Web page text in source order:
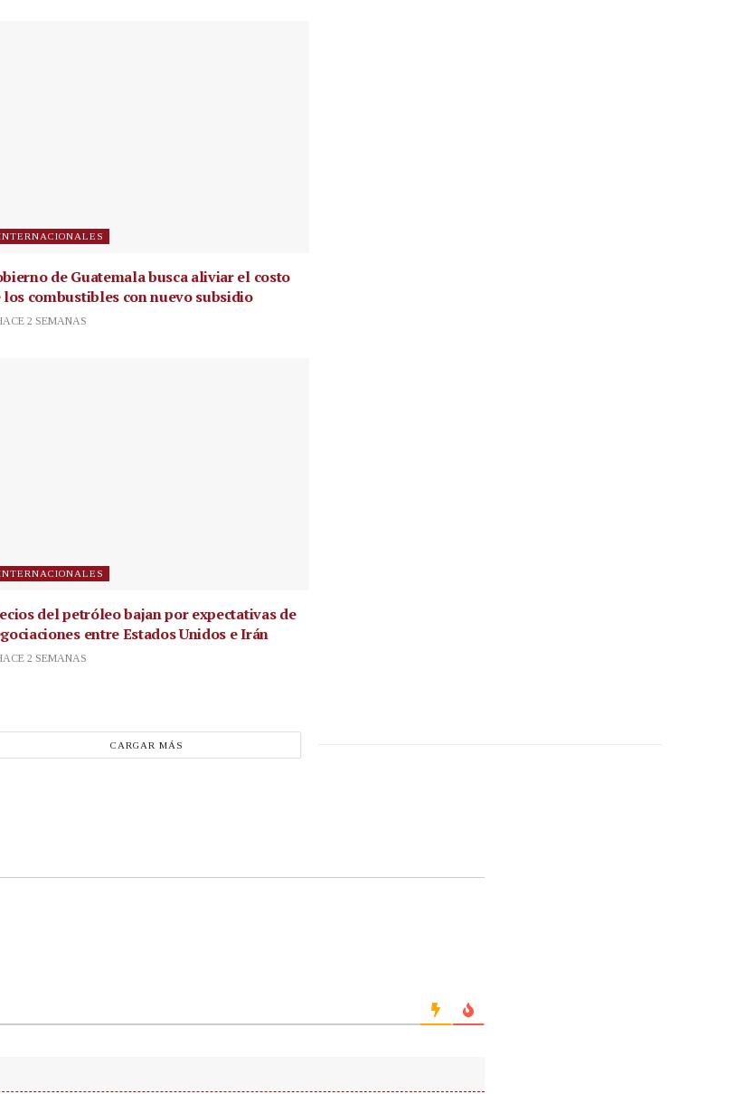
de Guatemala busca aliviar el costo
los combustibles con nuevo subsidio
2 SEMANAS
del petróleo bajan por expectativas de
entre Estados Unidos e Irán
2 SEMANAS
CARGAR MÁS